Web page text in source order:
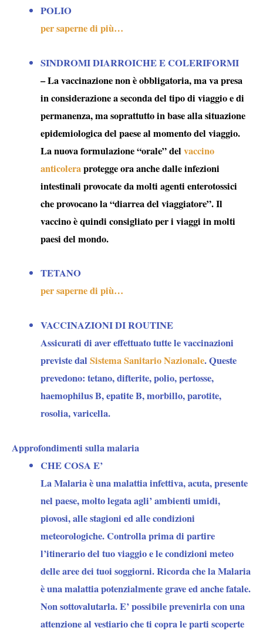
POLIO
per saperne di più…
SINDROMI DIARROICHE E COLERIFORMI
– La vaccinazione non è obbligatoria, ma va presa
in considerazione a seconda del tipo di viaggio e di
permanenza, ma soprattutto in base alla situazione
epidemiologica del paese al momento del viaggio.
La nuova formulazione “orale” del vaccino
anticoleraprotegge ora anche dalle infezioni
intestinali provocate da molti agenti enterotossici
che provocano la “diarrea del viaggiatore”. Il
vaccino è quindi consigliato per i viaggi in molti
paesi del mondo.
TETANO
per saperne di più…
VACCINAZIONI DI ROUTINE
Assicurati di aver effettuato tutte le vaccinazioni
previste dalSistema Sanitario Nazionale. Queste
prevedono: tetano, difterite, polio, pertosse,
haemophilus B, epatite B, morbillo, parotite,
rosolia, varicella.
Approfondimenti sulla malaria
CHE COSA E’
La Malaria è una malattia infettiva, acuta, presente
nel paese, molto legata agli’ ambienti umidi,
piovosi, alle stagioni ed alle condizioni
meteorologiche. Controlla prima di partire
l’itinerario del tuo viaggio e le condizioni meteo
delle aree dei tuoi soggiorni. Ricorda che la Malaria
è una malattia potenzialmente grave ed anche fatale.
Non sottovalutarla. E’ possibile prevenirla con una
attenzione al vestiario che ti copra le parti scoperte